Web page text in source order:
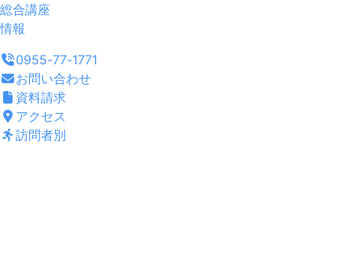
総合講座
情報
0955-77-1771
お問い合わせ
資料請求
アクセス
訪問者別